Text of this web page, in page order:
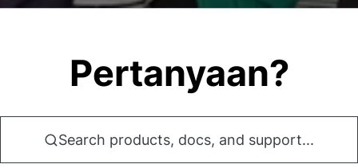
Pertanyaan?
Search products, docs, and support...